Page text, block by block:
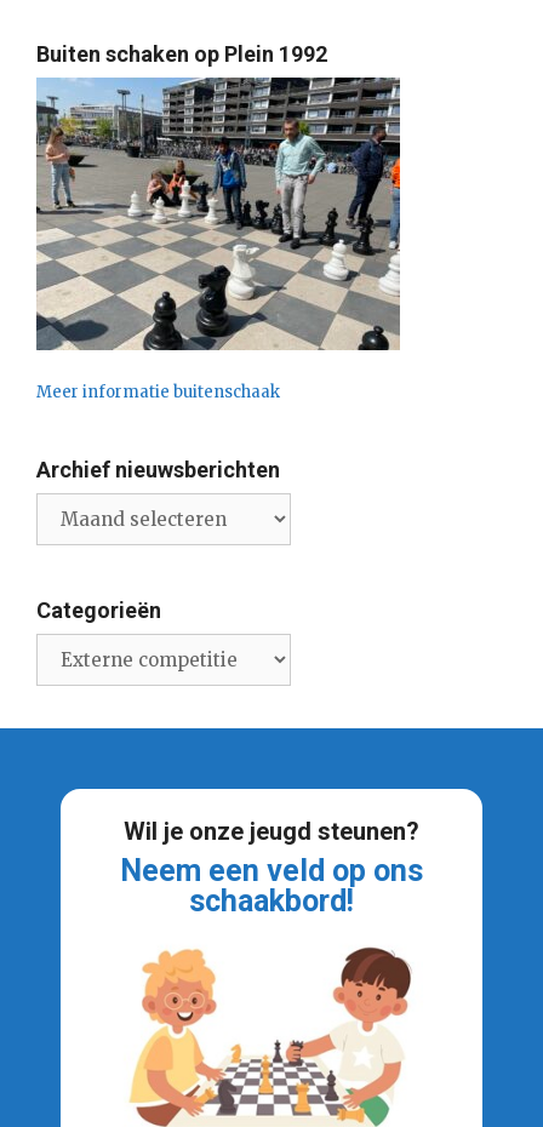
Buiten schaken op Plein 1992
Meer informatie buitenschaak
Archief nieuwsberichten
nieuwsberichten
Categorieën
Wil je onze jeugd steunen?
Neem een veld op ons
schaakbord!